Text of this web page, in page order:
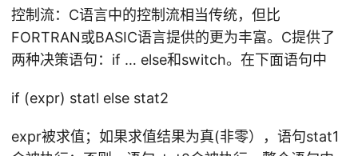
控制流：C语言中的控制流相当传统，但比
FORTRAN或BASIC语言提供的更为丰富。C提供了
两种决策语句：if … else和switch。在下面语句中
if (expr) statl else stat2
expr被求值；如果求值结果为真(非零），语句stat1